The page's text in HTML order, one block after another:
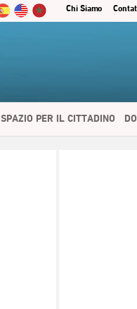
Chi Siamo
SPAZIO PER IL CITTADINO